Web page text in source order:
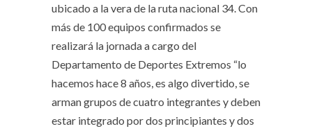
ubicado a la vera de la ruta nacional 34. Con
más de 100 equipos confirmados se
realizará la jornada a cargo del
Departamento de Deportes Extremos “lo
hacemos hace 8 años, es algo divertido, se
arman grupos de cuatro integrantes y deben
estar integrado por dos principiantes y dos